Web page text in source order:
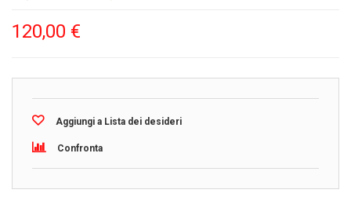
120,00 €
Aggiungi a Lista dei desideri
Confronta